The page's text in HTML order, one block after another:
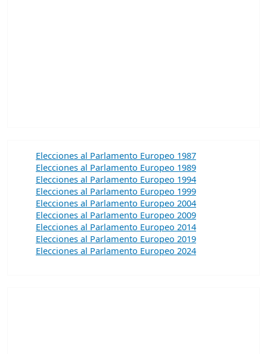
Elecciones al Parlamento Europeo 1987
Elecciones al Parlamento Europeo 1989
Elecciones al Parlamento Europeo 1994
Elecciones al Parlamento Europeo 1999
Elecciones al Parlamento Europeo 2004
Elecciones al Parlamento Europeo 2009
Elecciones al Parlamento Europeo 2014
Elecciones al Parlamento Europeo 2019
Elecciones al Parlamento Europeo 2024